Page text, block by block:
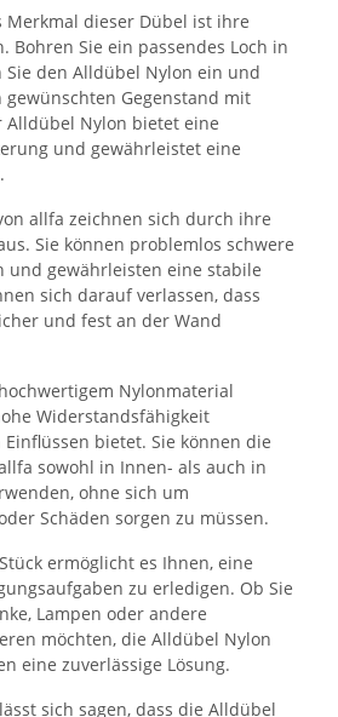
Merkmal dieser Dübel ist ihre
Bohren Sie ein passendes Loch in
Sie den Alldübel Nylon ein und
gewünschten Gegenstand mit
Alldübel Nylon bietet eine
und gewährleistet eine
allfa zeichnen sich durch ihre
Sie können problemlos schwere
und gewährleisten eine stabile
sich darauf verlassen, dass
und fest an der Wand
Nylonmaterial
Widerstandsfähigkeit
bietet. Sie können die
sowohl in Innen- als auch in
ohne sich um
Schäden sorgen zu müssen.
ermöglicht es Ihnen, eine
zu erledigen. Ob Sie
Lampen oder andere
möchten, die Alldübel Nylon
eine zuverlässige Lösung.
sich sagen, dass die Alldübel